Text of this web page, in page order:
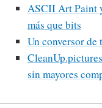
ASCII Art Paint
más que bits
Un conversor
sin mayores